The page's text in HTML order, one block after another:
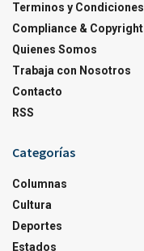
Terminos y Condiciones
Compliance & Copyright
Quienes Somos
Trabaja con Nosotros
Contacto
RSS
Categorías
Columnas
Cultura
Deportes
Estados